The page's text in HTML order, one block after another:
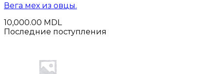
Вега мех из овцы.
10,000.00 MDL
Последние поступления